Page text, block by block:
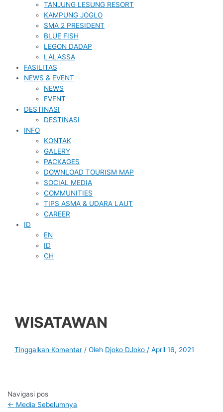
TANJUNG LESUNG RESORT
KAMPUNG JOGLO
SMA 2 PRESIDENT
BLUE FISH
LEGON DADAP
LALASSA
FASILITAS
NEWS & EVENT
NEWS
EVENT
DESTINASI
DESTINASI
INFO
KONTAK
GALERY
PACKAGES
DOWNLOAD TOURISM MAP
SOCIAL MEDIA
COMMUNITIES
TIPS ASMA & UDARA LAUT
CAREER
ID
EN
ID
CH
WISATAWAN
Tinggalkan Komentar / Oleh Djoko DJoko /April 16, 2021
Navigasi pos
← Media Sebelumnya